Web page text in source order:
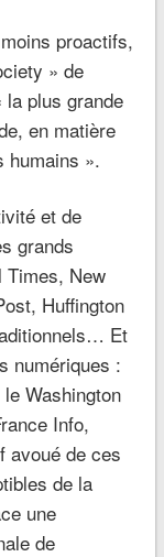
proactifs,
» de
plus grande
en matière
humains ».
et de
grands
Times, New
Huffington
Et
numériques :
Washington
Info,
avoué de ces
de la
une
de